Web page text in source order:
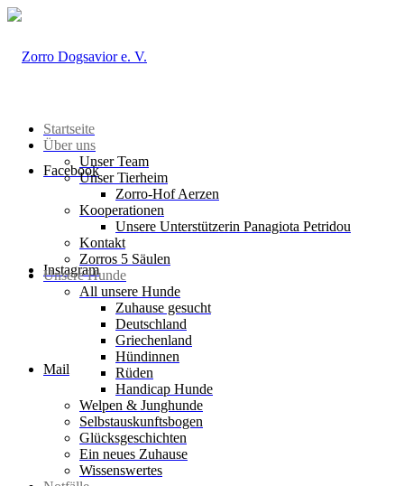
Facebook
Instagram
Mail
Startseite
Über uns
Unser Team
Unser Tierheim
Zorro-Hof Aerzen
Kooperationen
Unsere Unterstützerin Panagiota Petridou
Kontakt
Zorros 5 Säulen
Unsere Hunde
All unsere Hunde
Zuhause gesucht
Deutschland
Griechenland
Hündinnen
Rüden
Handicap Hunde
Welpen & Junghunde
Selbstauskunftsbogen
Glücksgeschichten
Ein neues Zuhause
Wissenswertes